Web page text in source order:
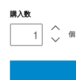
購入数
個